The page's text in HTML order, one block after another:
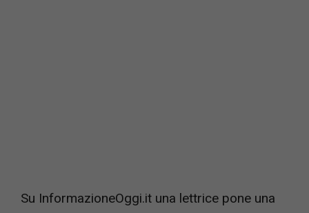
Su InformazioneOggi.it una lettrice pone una